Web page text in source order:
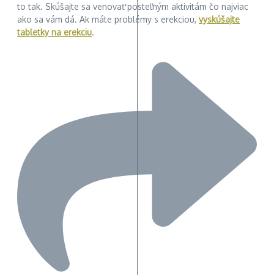
to tak. Skúšajte sa venovať posteľným aktivitám čo najviac
ako sa vám dá. Ak máte problémy s erekciou, vyskúšajte
tabletky na erekciu.